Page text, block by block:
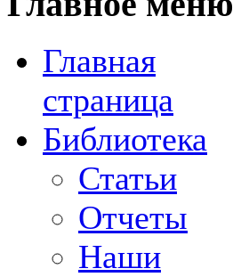
Главная
страница
Библиотека
Статьи
Отчеты
Наши